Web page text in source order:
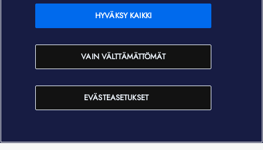
Elisa Oyj
In English
EVÄSTEASETUKSET
VAIN VÄLTTÄMÄTTÖMÄT
HYVÄKSY KAIKKI